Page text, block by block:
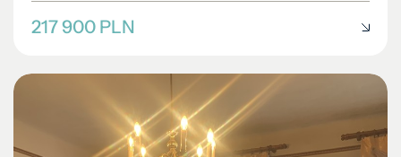
217 900 PLN